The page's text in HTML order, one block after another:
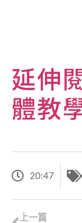
延伸
體教
20:47
上一篇